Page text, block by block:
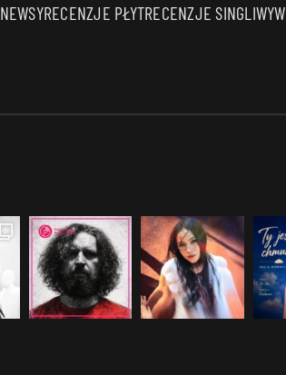
NEWSYRECENZJE PŁYTRECENZJE SINGLI